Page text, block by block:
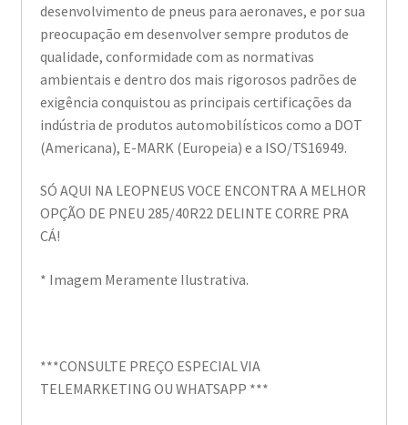
desenvolvimento de pneus para aeronaves, e por sua
preocupação em desenvolver sempre produtos de
qualidade, conformidade com as normativas
ambientais e dentro dos mais rigorosos padrões de
exigência conquistou as principais certificações da
indústria de produtos automobilísticos como a DOT
(Americana), E-MARK (Europeia) e a ISO/TS16949.
SÓ AQUI NA LEOPNEUS VOCE ENCONTRA A MELHOR
OPÇÃO DE PNEU 285/40R22 DELINTE CORRE PRA
CÁ!
* Imagem Meramente Ilustrativa.
***CONSULTE PREÇO ESPECIAL VIA
TELEMARKETING OU WHATSAPP ***